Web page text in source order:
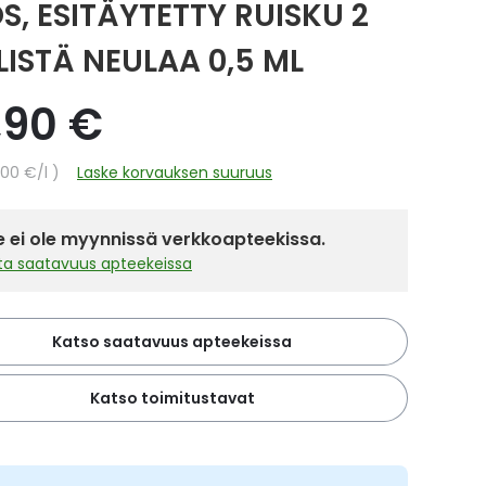
ESITÄYTETTY RUISKU 2
NEULAA 0,5 ML
€
€/l Laske korvauksen suuruus
ei ole myynnissä verkkoapteekissa.
saatavuus apteekeissa
Katso saatavuus apteekeissa
Katso toimitustavat